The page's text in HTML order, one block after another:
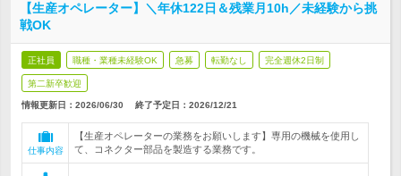
【生産オペレーター】＼年休122日＆残業月10h／未経験から挑
戦OK
正社員 職種・業種未経験OK 急募 転勤なし 完全週休2日制
第二新卒歓迎
情報更新日：2026/06/30 終了予定日： 2026/12/21
仕事内容
【生産オペレーターの業務をお願いします】専用の機械を使用し
て、コネクター部品を製造する業務です。